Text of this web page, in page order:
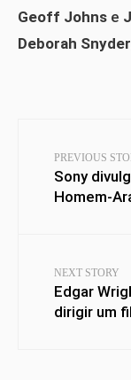
Geoff Johns e
Deborah Snyder
PREVIOUS
Sony
Homem-
NEXT STORY
Edgar
dirigir um